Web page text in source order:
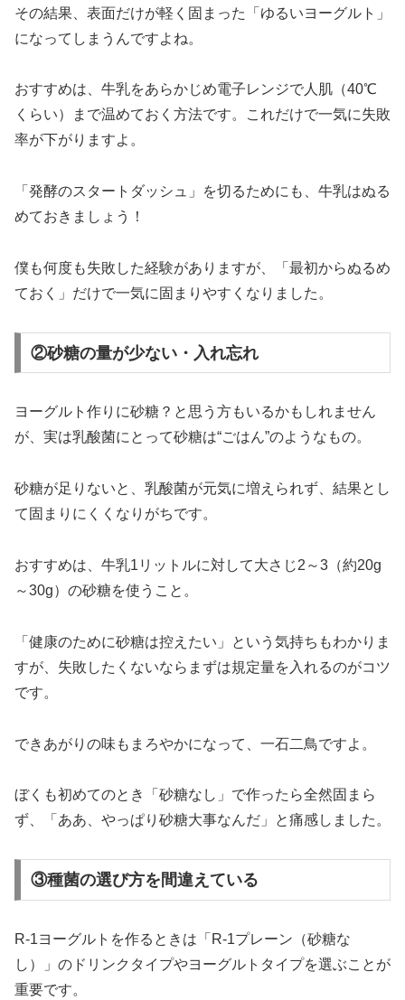
その結果、表面だけが軽く固まった「ゆるいヨーグルト」
になってしまうんですよね。
おすすめは、牛乳をあらかじめ電子レンジで人肌（40℃
くらい）まで温めておく方法です。これだけで一気に失敗
率が下がりますよ。
「発酵のスタートダッシュ」を切るためにも、牛乳はぬる
めておきましょう！
僕も何度も失敗した経験がありますが、「最初からぬるめ
ておく」だけで一気に固まりやすくなりました。
②砂糖の量が少ない・入れ忘れ
ヨーグルト作りに砂糖？と思う方もいるかもしれません
が、実は乳酸菌にとって砂糖は“ごはん”のようなもの。
砂糖が足りないと、乳酸菌が元気に増えられず、結果とし
て固まりにくくなりがちです。
おすすめは、牛乳1リットルに対して大さじ2～3（約20g
～30g）の砂糖を使うこと。
「健康のために砂糖は控えたい」という気持ちもわかりま
すが、失敗したくないならまずは規定量を入れるのがコツ
です。
できあがりの味もまろやかになって、一石二鳥ですよ。
ぼくも初めてのとき「砂糖なし」で作ったら全然固まら
ず、「ああ、やっぱり砂糖大事なんだ」と痛感しました。
③種菌の選び方を間違えている
R-1ヨーグルトを作るときは「R-1プレーン（砂糖な
し）」のドリンクタイプやヨーグルトタイプを選ぶことが
重要です。